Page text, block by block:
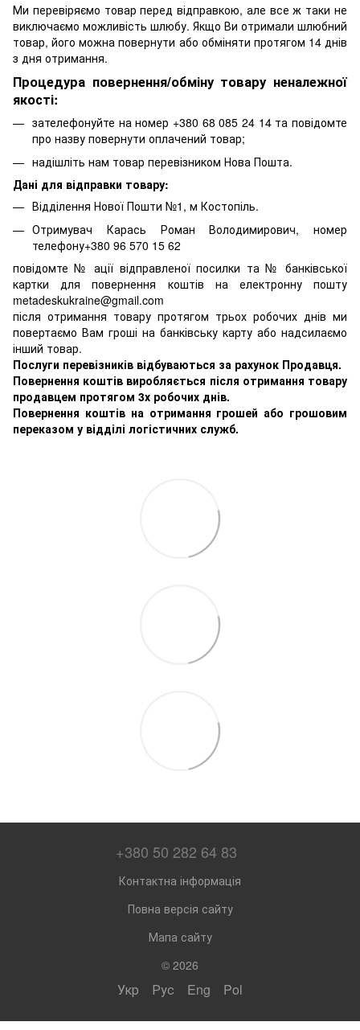
Ми перевіряємо товар перед відправкою, але все ж таки не
виключаємо можливість шлюбу. Якщо Ви отримали шлюбний
товар, його можна повернути або обміняти протягом 14 днів
з дня отримання.
Процедура повернення/обміну товару неналежної
якості:
зателефонуйте на номер +380 68 085 24 14 та повідомте
про назву повернути оплачений товар;
надішліть нам товар перевізником Нова Пошта.
Дані для відправки товару:
Відділення Нової Пошти №1, м Костопіль.
Отримувач Карась Роман Володимирович, номер
телефону+380 96 570 15 62
повідомте № ації відправленої посилки та № банківської
картки для повернення коштів на електронну пошту
metadeskukraine@gmail.com
після отримання товару протягом трьох робочих днів ми
повертаємо Вам гроші на банківську карту або надсилаємо
інший товар.
Послуги перевізників відбуваються за рахунок Продавця.
Повернення коштів виробляється після отримання товару
продавцем протягом 3х робочих днів.
Повернення коштів на отримання грошей або грошовим
переказом у відділі логістичних служб.
+380 50 282 64 83
Контактна інформація
Повна версія сайту
Мапа сайту
© 2026
Укр Рус Eng Pol